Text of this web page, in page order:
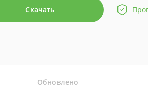
Скачать
Обновлено